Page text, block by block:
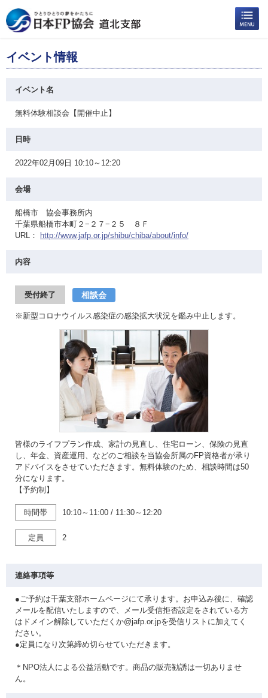
イベント情報
イベント名
無料体験相談会【開催中止】
日時
2022年02月09日 10:10～12:20
会場
船橋市 協会事務所内
千葉県船橋市本町２−２７−２５ ８Ｆ
URL：
http://www.jafp.or.jp/shibu/chiba/about/info/
内容
受付終了 相談会
※新型コロナウイルス感染症の感染拡大状況を鑑み中止します。
皆様のライフプラン作成、家計の見直し、住宅ローン、保険の見直
し、年金、資産運用、などのご相談を当協会所属のFP資格者が承り
アドバイスをさせていただきます。無料体験のため、相談時間は50
分になります。
【予約制】
時間帯 10:10～11:00 / 11:30～12:20
定員 2
連絡事項等
●ご予約は千葉支部ホームページにて承ります。お申込み後に、確認
メールを配信いたしますので、メール受信拒否設定をされている方
はドメイン解除していただくか@jafp.or.jpを受信リストに加えてく
ださい。
●定員になり次第締め切らせていただきます。
＊NPO法人による公益活動です。商品の販売勧誘は一切ありませ
ん。